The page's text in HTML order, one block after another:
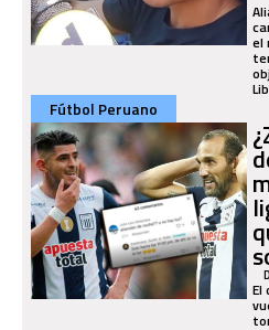
el
Fútbol Peruano
El